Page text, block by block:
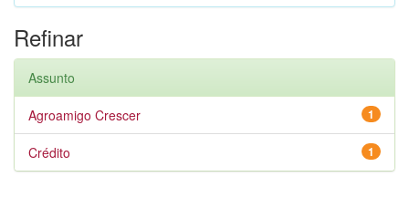
Refinar
Assunto
1
Agroamigo Crescer
1
Crédito